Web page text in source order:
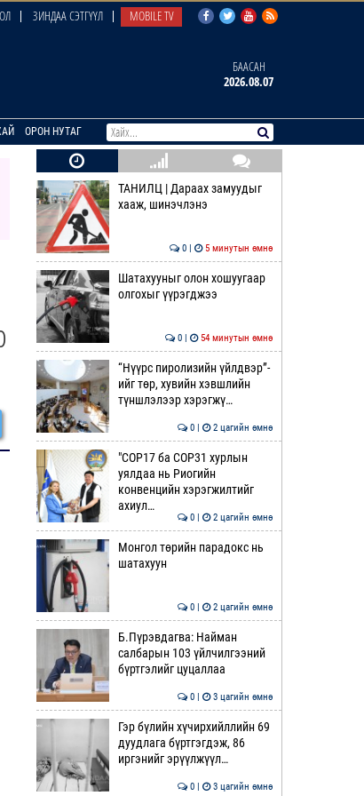
ЗИНДАА СЭТГҮҮЛ MOBILE TV
БААСАН
2026.08.07
ОРОН НУТАГ
ТАНИЛЦ | Дараах замуудыг
хааж, шинэчлэнэ
0 | 5 минутын өмнө
Шатахууныг олон хошуугаар
олгохыг үүрэгджээ
0 | 54 минутын өмнө
“Нүүрс пиролизийн үйлдвэр”-
ийг төр, хувийн хэвшлийн
түншлэлээр хэрэгжү…
0 | 2 цагийн өмнө
"COP17 ба COP31 хурлын
уялдаа нь Риогийн
конвенцийн хэрэгжилтийг
ахиул…
0 | 2 цагийн өмнө
Монгол төрийн парадокс нь
шатахуун
0 | 2 цагийн өмнө
Б.Пүрэвдагва: Найман
салбарын 103 үйлчилгээний
бүртгэлийг цуцаллаа
0 | 3 цагийн өмнө
Гэр бүлийн хүчирхийллийн 69
дуудлага бүртгэгдэж, 86
иргэнийг эрүүлжүүл…
0 | 3 цагийн өмнө